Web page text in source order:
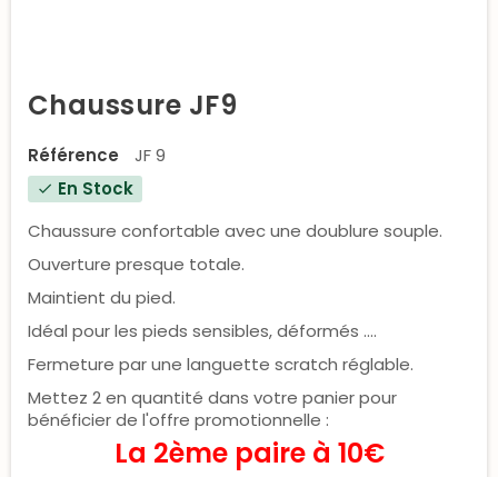
Chaussure JF9
Référence JF 9
check En Stock
Chaussure confortable avec une doublure souple.
Ouverture presque totale.
Maintient du pied.
Idéal pour les pieds sensibles, déformés ....
Fermeture par une languette scratch réglable.
Mettez 2 en quantité dans votre panier pour
bénéficier de l'offre promotionnelle :
La 2ème paire à 10€